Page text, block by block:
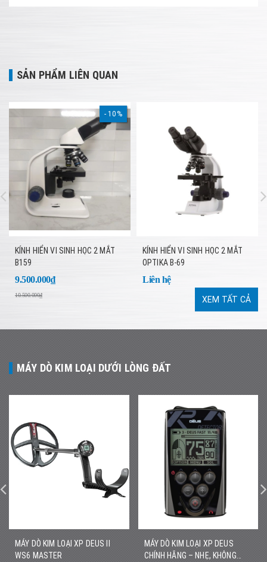
SẢN PHẨM LIÊN QUAN
10%
KÍNH HIỂN VI SINH HỌC 2 MẮT
B159
9.500.000₫
10.500.000₫
KÍNH HIỂN VI SINH HỌC 2 MẮT
OPTIKA B-69
Liên hệ
XEM TẤT CẢ
MÁY DÒ KIM LOẠI DƯỚI LÒNG ĐẤT
MÁY DÒ KIM LOẠI XP DEUS II
WS6 MASTER
MÁY DÒ KIM LOẠI XP DEUS
CHÍNH HÃNG – NHẸ, KHÔNG